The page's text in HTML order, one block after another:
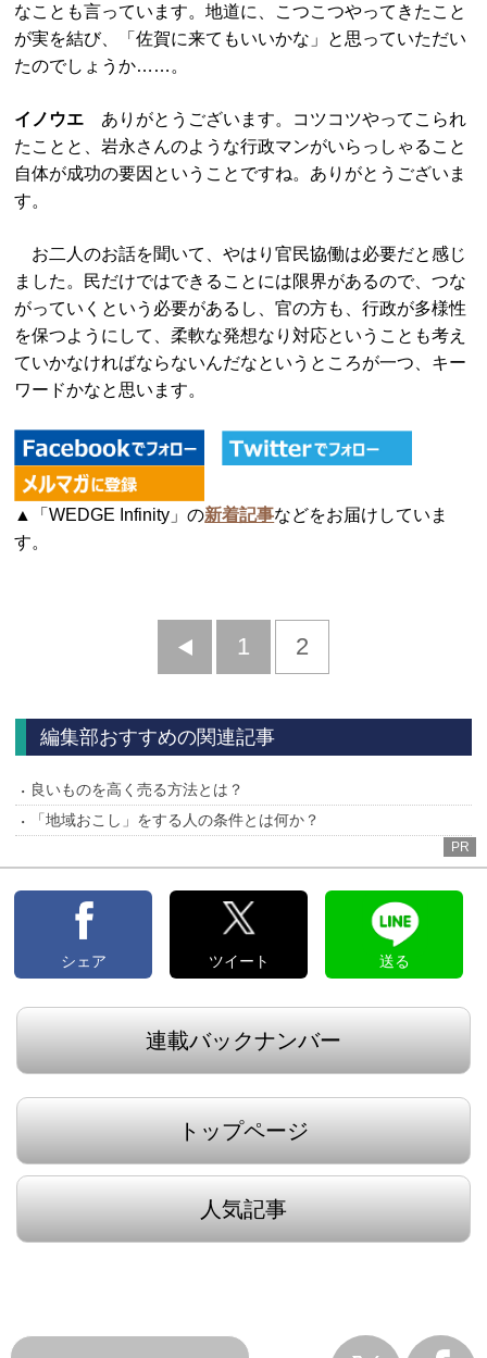
なことも言っています。地道に、こつこつやってきたこと
が実を結び、「佐賀に来てもいいかな」と思っていただい
たのでしょうか……。
イノウエ ありがとうございます。コツコツやってこられ
たことと、岩永さんのような行政マンがいらっしゃること
自体が成功の要因ということですね。ありがとうございま
す。
お二人のお話を聞いて、やはり官民協働は必要だと感じ
ました。民だけではできることには限界があるので、つな
がっていくという必要があるし、官の方も、行政が多様性
を保つようにして、柔軟な発想なり対応ということも考え
ていかなければならないんだなというところが一つ、キー
ワードかなと思います。
▲「WEDGE Infinity」の新着記事などをお届けしていま
す。
前
1 2
編集部おすすめの関連記事
良いものを高く売る方法とは？
「地域おこし」をする人の条件とは何か？
PR
シェア ツイート 送る
連載バックナンバー
トップページ
人気記事